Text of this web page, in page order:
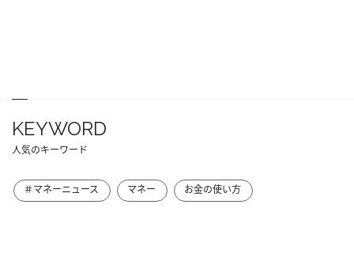
KEYWORD
人気のキーワード
＃マネーニュース マネー お金の使い方